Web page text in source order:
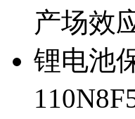
产场效
锂电池